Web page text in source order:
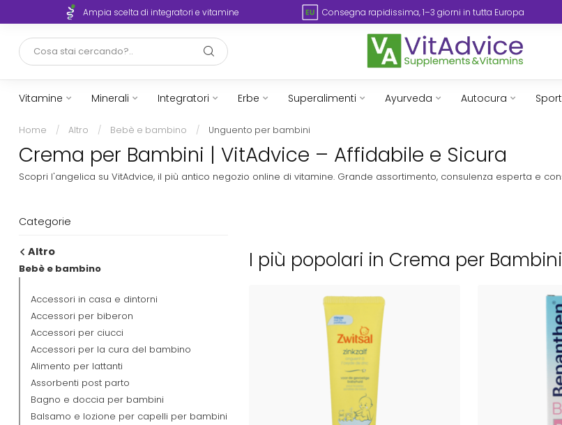
Ampia scelta di integratori e vitamine Consegna rapidissima, 1–3 giorni in tutta Europa
Vitamine Minerali Integratori Erbe Superalimenti Ayurveda Autocura
Home / Altro / Bebè e bambino / Unguento per bambini
Crema per Bambini | VitAdvice – Affidabile e Sicura
Scopri l'angelica su VitAdvice, il più antico negozio online di vitamine. Grande assortimento, consulenza esperta e
Categorie
Altro
Bebè e bambino
Accessori in casa e dintorni
Accessori per biberon
Accessori per ciucci
Accessori per la cura del bambino
Alimento per lattanti
Assorbenti post parto
Bagno e doccia per bambini
Balsamo e lozione per capelli per bambini
I più popolari in Crema per